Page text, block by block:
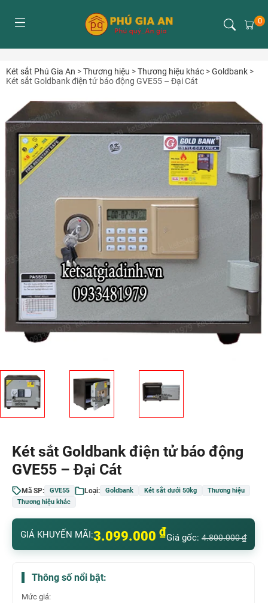
0
Két sắt Phú Gia An >Thương hiệu >Thương hiệu khác >Goldbank >
Két sắt Goldbank điện tử báo động GVE55 – Đại Cát
Két sắt Goldbank điện tử báo động
GVE55 – Đại Cát
Mã SP: GVE55 Loại: Goldbank Két sắt dưới 50kg
Thương hiệu
Thương hiệu khác
GIÁ KHUYẾN MÃI:3.099.000 ₫Giá gốc: 4.800.000₫
Thông số nổi bật:
Mức giá: